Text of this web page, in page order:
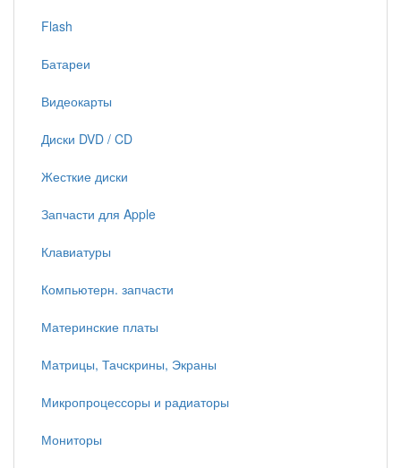
Flash
Батареи
Видеокарты
Диски DVD / CD
Жесткие диски
Запчасти для Apple
Клавиатуры
Компьютерн. запчасти
Материнские платы
Матрицы, Тачскрины, Экраны
Микропроцессоры и радиаторы
Мониторы